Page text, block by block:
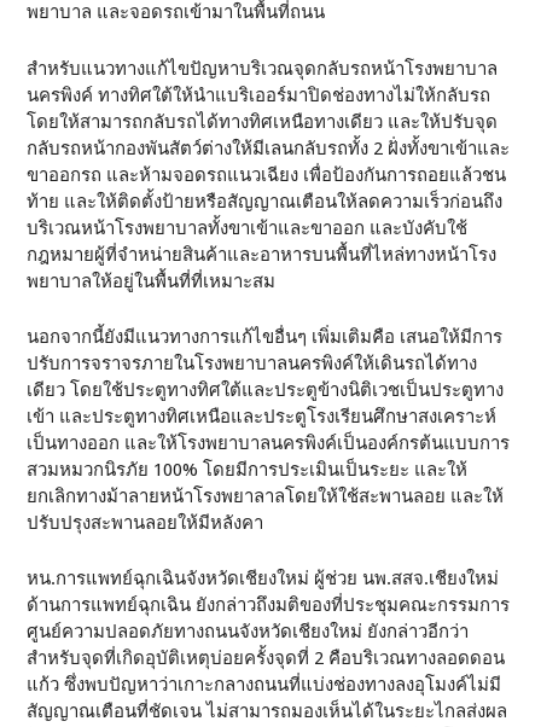
พยาบาล และจอดรถเข้ามาในพื้นที่ถนน
สำหรับแนวทางแก้ไขปัญหาบริเวณจุดกลับรถหน้าโรงพยาบาล
นครพิงค์ ทางทิศใต้ให้นำแบริเออร์มาปิดช่องทางไม่ให้กลับรถ
โดยให้สามารถกลับรถได้ทางทิศเหนือทางเดียว และให้ปรับจุด
กลับรถหน้ากองพันสัตว์ต่างให้มีเลนกลับรถทั้ง 2 ฝั่งทั้งขาเข้าและ
ขาออกรถ และห้ามจอดรถแนวเฉียง เพื่อป้องกันการถอยแล้วชน
ท้าย และให้ติดตั้งป้ายหรือสัญญาณเตือนให้ลดความเร็วก่อนถึง
บริเวณหน้าโรงพยาบาลทั้งขาเข้าและขาออก และบังคับใช้
กฎหมายผู้ที่จำหน่ายสินค้าและอาหารบนพื้นที่ไหล่ทางหน้าโรง
พยาบาลให้อยู่ในพื้นที่ที่เหมาะสม
นอกจากนี้ยังมีแนวทางการแก้ไขอื่นๆ เพิ่มเติมคือ เสนอให้มีการ
ปรับการจราจรภายในโรงพยาบาลนครพิงค์ให้เดินรถได้ทาง
เดียว โดยใช้ประตูทางทิศใต้และประตูข้างนิติเวชเป็นประตูทาง
เข้า และประตูทางทิศเหนือและประตูโรงเรียนศึกษาสงเคราะห์
เป็นทางออก และให้โรงพยาบาลนครพิงค์เป็นองค์กรต้นแบบการ
สวมหมวกนิรภัย 100% โดยมีการประเมินเป็นระยะ และให้
ยกเลิกทางม้าลายหน้าโรงพยาลาลโดยให้ใช้สะพานลอย และให้
ปรับปรุงสะพานลอยให้มีหลังคา
หน.การแพทย์ฉุกเฉินจังหวัดเชียงใหม่ ผู้ช่วย นพ.สสจ.เชียงใหม่
ด้านการแพทย์ฉุกเฉิน ยังกล่าวถึงมติของที่ประชุมคณะกรรมการ
ศูนย์ความปลอดภัยทางถนนจังหวัดเชียงใหม่ ยังกล่าวอีกว่า
สำหรับจุดที่เกิดอุบัติเหตุบ่อยครั้งจุดที่ 2 คือบริเวณทางลอดดอน
แก้ว ซึ่งพบปัญหาว่าเกาะกลางถนนที่แบ่งช่องทางลงอุโมงค์ไม่มี
สัญญาณเตือนที่ชัดเจน ไม่สามารถมองเห็นได้ในระยะไกลส่งผล